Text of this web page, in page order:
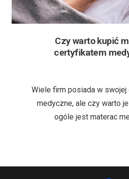
Czy warto kupić
certyfikatem
Wiele firm posiada w
medyczne, ale czy warto
ogóle jest materac